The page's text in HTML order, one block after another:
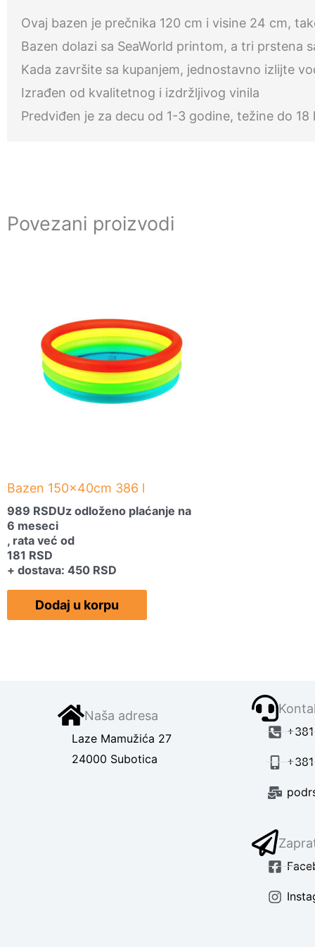
Ovaj bazen je prečnika 120 cm i visine 24 cm,
Bazen dolazi sa SeaWorld printom, a tri prstena
Kada završite sa kupanjem, jednostavno izlijte
Izrađen od kvalitetnog i izdržljivog vinila
Predviđen je za decu od 1-3 godine, težine do 18
Povezani proizvodi
Bazen 150x40cm 386 l
989 RSDUz odloženo plaćanje na
6 meseci
, rata već od
181 RSD
+ dostava: 450 RSD
Dodaj u korpu
Naša adresa
Laze Mamužića 27
24000 Subotica